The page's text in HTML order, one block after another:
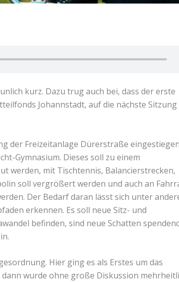
kurz. Dazu trug auch bei, dass der erste
Johannstadt, auf die nächste
der Freizeitanlage Dürerstraße
Gymnasium. Dieses soll zu einem
werden, mit Tischtennis, Balancierstrecken,
soll vergrößert werden und auch an
Der Bedarf daran lässt sich unter
erkennen. Es soll neue Sitz- und
befinden, sind neue Schatten
Hier ging es als Erstes um das
wurde ohne große Diskussion